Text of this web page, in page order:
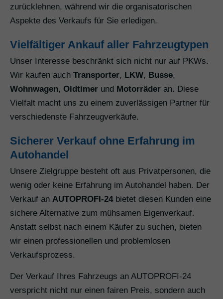
zurücklehnen, während wir die organisatorischen
Aspekte des Verkaufs für Sie erledigen.
Vielfältiger Ankauf aller Fahrzeugtypen
Unser Interesse beschränkt sich nicht nur auf PKWs.
Wir kaufen auch Transporter, LKW, Busse,
Wohnwagen, Oldtimer und Motorräder an. Diese
Vielfalt macht uns zu einem zuverlässigen Partner für
verschiedenste Fahrzeugverkäufe.
Sicherer Verkauf ohne Erfahrung im
Autohandel
Unsere Zielgruppe besteht oft aus Privatpersonen, die
wenig oder keine Erfahrung im Autohandel haben. Der
Verkauf an AUTOPROFI-24bietet diesen Kunden eine
sichere Alternative zum mühsamen Eigenverkauf.
Anstatt selbst nach einem Käufer zu suchen, bieten
wir einen professionellen und problemlosen
Verkaufsprozess.
Der Verkauf Ihres Fahrzeugs an AUTOPROFI-24
verspricht nicht nur einen fairen Preis, sondern auch